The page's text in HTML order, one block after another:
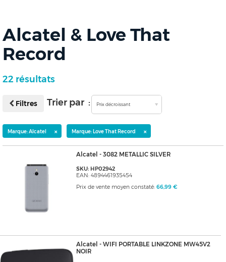
Alcatel & Love That
Record
22 résultats
Filtres Trier par : Prix décroissant
Marque: Alcatel × Marque: Love That Record ×
Alcatel - 3082 METALLIC SILVER
SKU: HP02942
EAN: 4894461935454
Prix de vente moyen constaté: 66,99 €
Alcatel - WIFI PORTABLE LINKZONE MW45V2
NOIR